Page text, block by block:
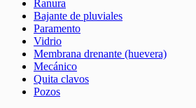
Ranura
Bajante de pluviales
Paramento
Vidrio
Membrana drenante (huevera)
Mecánico
Quita clavos
Pozos